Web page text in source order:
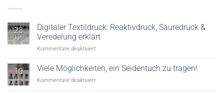
23
Juni
Digitaler Textildruck: Reaktivdruck, Säuredruck &
Veredelung erklärt
Kommentare deaktiviert
Textildruck:
Reaktivdruck,
10
Juni
Viele Möglichkeiten, ein Seidentuch zu tragen!
Kommentare deaktiviert